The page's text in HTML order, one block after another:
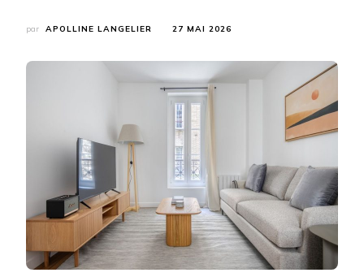
par APOLLINE LANGELIER 27 MAI 2026